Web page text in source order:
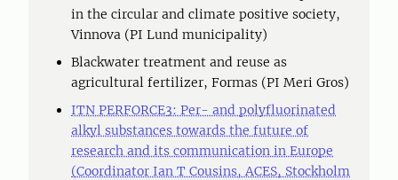
in the circular and climate positive society,
Vinnova (PI Lund municipality)
Blackwater treatment and reuse as
agricultural fertilizer, Formas (PI Meri Gros)
ITN PERFORCE3: Per- and polyfluorinated
alkyl substances towards the future of
research and its communication in Europe
(Coordinator Ian T Cousins, ACES, Stockholm